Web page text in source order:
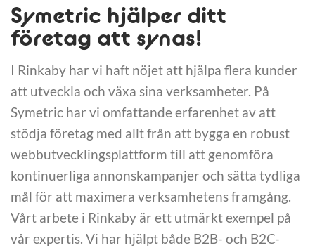
Symetric hjälper ditt
företag att synas!
I Rinkaby har vi haft nöjet att hjälpa flera kunder
att utveckla och växa sina verksamheter. På
Symetric har vi omfattande erfarenhet av att
stödja företag med allt från att bygga en robust
webbutvecklingsplattform till att genomföra
kontinuerliga annonskampanjer och sätta tydliga
mål för att maximera verksamhetens framgång.
Vårt arbete i Rinkaby är ett utmärkt exempel på
vår expertis. Vi har hjälpt både B2B- och B2C-